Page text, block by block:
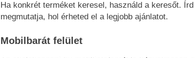
Ha konkrét terméket keresel, használd a keresőt.
megmutatja, hol érheted el a legjobb ajánlatot.
Mobilbarát felület